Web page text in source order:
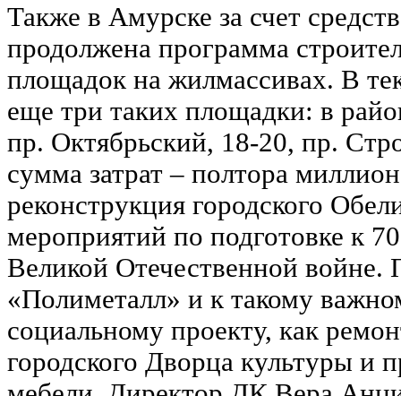
Также в Амурске за счет
продолжена программа
площадок на жилмассивах. В
еще три таких площадки: в
пр. Октябрьский, 18-20, пр.
сумма затрат – полтора
реконструкция городского
мероприятий по подготовке к
Великой Отечественной войне.
«Полиметалл» и к такому
социальному проекту, как
городского Дворца культуры и